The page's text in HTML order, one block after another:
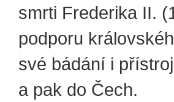
smrti Frederika II.
podporu
své bádání i
a pak do Čech.